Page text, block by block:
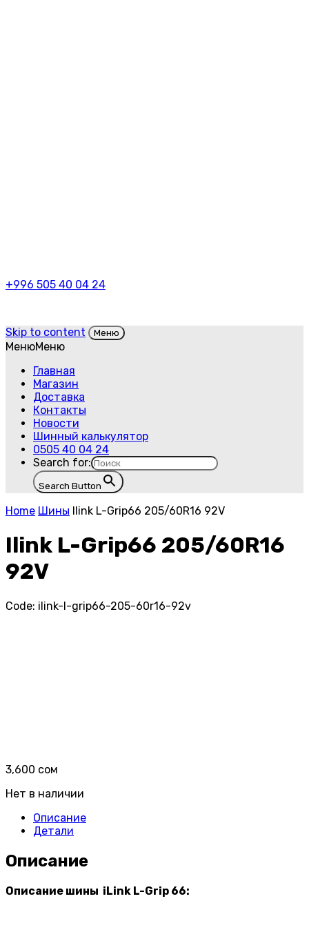
+996 505 40 04 24
Skip to content Меню
МенюМеню
Главная
Магазин
Доставка
Контакты
Новости
Шинный калькулятор
0505 40 04 24
Search for:
Search Button
Home Шины Ilink L-Grip66 205/60R16 92V
Ilink L-Grip66 205/60R16
92V
Code: ilink-l-grip66-205-60r16-92v
3,600 сом
Нет в наличии
Описание
Детали
Описание
Описание шины iLink L-Grip 66: